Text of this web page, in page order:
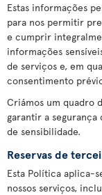
Estas informações
para nos permitir
e cumprir
informações
de serviços e, em
consentimento
Criámos um quadro
garantir a segurança
de sensibilidade.
Reservas de
Esta Política aplica-
nossos serviços,